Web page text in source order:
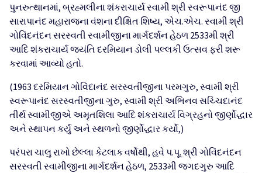
પુનરુત્થાનમાં, બ્રહ્મલીના શંકરાચાર્ય સ્વામી શ્રી સ્વરૂપાનંદ જી
સારાપાનંદ મહારાજના વંશના દીક્ષિત શિષ્ય, એચ.એચ. સ્વામી શ્રી
ગોવિંદનંદન સરસ્વતી સ્વામીજીના માર્ગદર્શન હેઠળ 2533મી શ્રી
આદિ શંકરાચાર્ય જયંતિ દરમિયાન ડોલી પલ્લકી ઉત્સવ ફરી શરૂ
કરવામાં આવ્યો હતો.
(1963 દરમિયાન ગોવિંદાનંદ સરસ્વતીજીના પરમગુરુ, સ્વામી શ્રી
સ્વરૂપાનંદ સરસ્વતીજીના ગુરુ, સ્વામી શ્રી અભિનવ સચ્ચિદાનંદ
તીર્થ સ્વામીજીએ અમૃતશિલા આદિ શંકરાચાર્ય વિગ્રહનો જીર્ણોદ્ધાર
અને સ્થાપન કર્યું અને સ્થળનો જીર્ણોદ્ધાર કર્યો,)
પરંપરા ચાલુ રાખો છેલ્લા કેટલાક વર્ષોથી, હવે પ.પૂ. શ્રી ગોવિંદનંદન
સરસ્વતી સ્વામીજીના માર્ગદર્શન હેઠળ, 2533મી જગદગુરુ આદિ